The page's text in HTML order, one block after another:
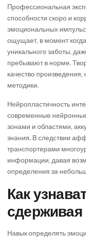
Профессиональная
способности скоро и
эмоциональных
ощущает, в момент
уникального заботы,
пребывают в норме.
качество
методики.
Нейропластичность
современные
зонами и областями,
знания. В следствии
транспортерами
информации, давая
определения за
Как
сдерживая
Навык определять